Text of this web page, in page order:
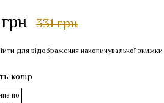
331 грн
для відображення накопичувальної знижки
колір